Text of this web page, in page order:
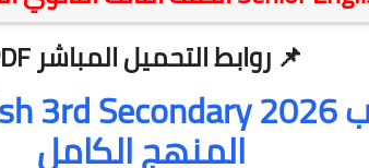
📌 روابط التحميل المباشر PDF:
المنهج الكامل